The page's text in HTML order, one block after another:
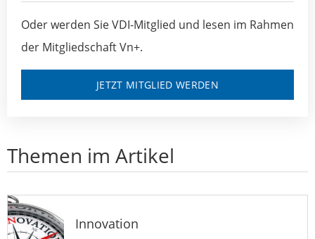
Oder werden Sie VDI-Mitglied und lesen im Rahmen
der Mitgliedschaft Vn+.
JETZT MITGLIED WERDEN
Themen im Artikel
Innovation